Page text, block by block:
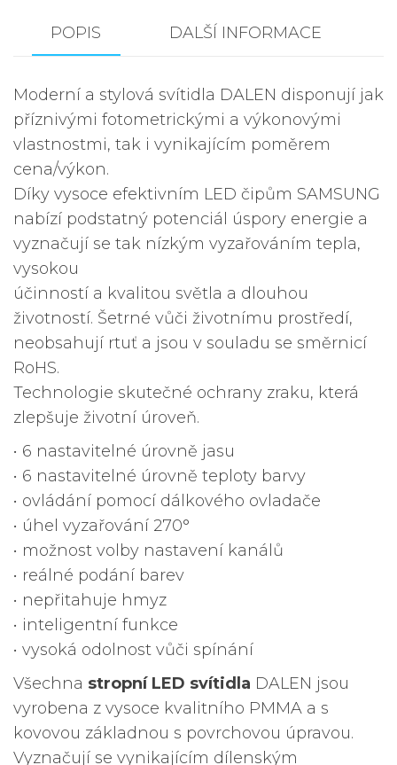
POPIS DALŠÍ INFORMACE
Moderní a stylová svítidla DALEN disponují jak
příznivými fotometrickými a výkonovými
vlastnostmi, tak i vynikajícím poměrem
cena/výkon.
Díky vysoce efektivním LED čipům SAMSUNG
nabízí podstatný potenciál úspory energie a
vyznačují se tak nízkým vyzařováním tepla,
vysokou
účinností a kvalitou světla a dlouhou
životností. Šetrné vůči životnímu prostředí,
neobsahují rtuť a jsou v souladu se směrnicí
RoHS.
Technologie skutečné ochrany zraku, která
zlepšuje životní úroveň.
• 6 nastavitelné úrovně jasu
• 6 nastavitelné úrovně teploty barvy
• ovládání pomocí dálkového ovladače
• úhel vyzařování 270°
• možnost volby nastavení kanálů
• reálné podání barev
• nepřitahuje hmyz
• inteligentní funkce
• vysoká odolnost vůči spínání
Všechna stropní LED svítidla DALEN jsou
vyrobena z vysoce kvalitního PMMA a s
kovovou základnou s povrchovou úpravou.
Vyznačují se vynikajícím dílenským